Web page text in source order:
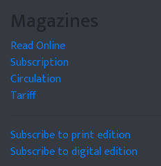
Magazines
Read Online
Subscription
Circulation
Tariff
Subscribe to print edition
Subscribe to digital edition